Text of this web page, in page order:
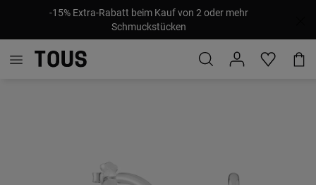
-15% Extra-Rabatt beim Kauf von 2 oder mehr
Schmuckstücken